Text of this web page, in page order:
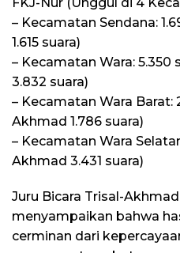
– Kecamatan Sendana:
1.615 suara)
– Kecamatan Wara: 5.350
3.832 suara)
– Kecamatan Wara Barat:
Akhmad 1.786 suara)
– Kecamatan Wara
Akhmad 3.431 suara)
Juru Bicara Trisal-
menyampaikan bahwa
cerminan dari